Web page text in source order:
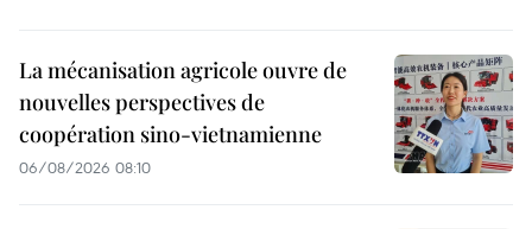
La mécanisation agricole ouvre de
nouvelles perspectives de
coopération sino-vietnamienne
06/08/2026 08:10